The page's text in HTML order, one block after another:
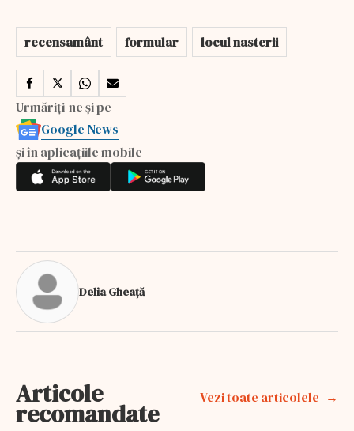
recensamânt formular locul nasterii
Urmăriți-ne și pe
Google News
și în aplicațiile mobile
Delia Gheață
Articole
recomandate
Vezi toate articolele